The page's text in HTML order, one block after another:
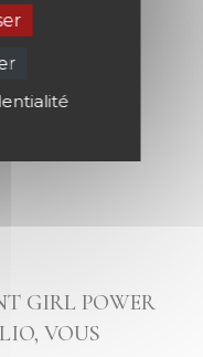
UNICORNS
GIRL POWER
VOUS